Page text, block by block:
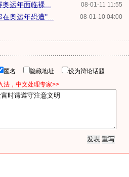
08-01-11 11:55
运年面临裸...
08-01-10 04:00
奥运年恐遭"...
匿名 隐藏地址
设为辩论话题
法，中文处理专家>>